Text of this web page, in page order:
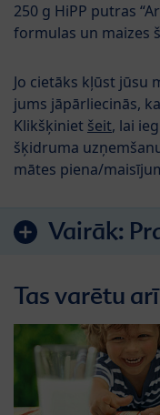
250 g HiPP putras
formulas un maizes
Jo cietāks kļūst jūsu
jums jāpārliecinās,
Klikšķiniet šeit, lai
šķidruma
mātes piena/
Vairāk:
Tas varētu